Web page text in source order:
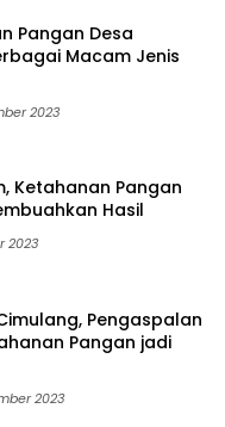
Pangan Desa
Macam Jenis
2023
Ketahanan Pangan
Hasil
2023
Pengaspalan
Pangan jadi
2023